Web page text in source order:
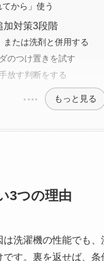
から」使う
加対策3段階
たは洗剤と併用する
のつけ置きを試す
放す判断をする
もっと見る
3つの理由
洗濯機の性能でも
す。裏を返せば、